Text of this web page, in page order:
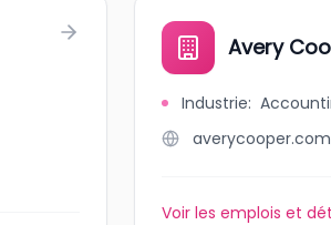
Avery
Industrie:
averycooper.com
Voir les emplois et